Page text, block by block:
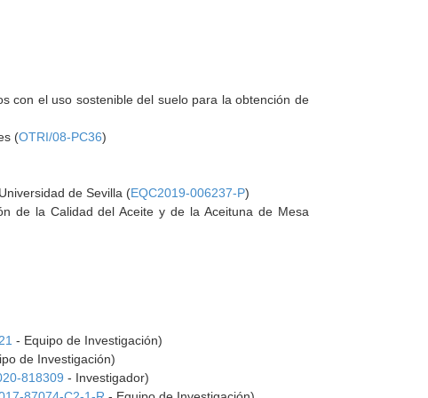
con el uso sostenible del suelo para la obtención de
(OTRI/08-PC36)
de Sevilla (EQC2019-006237-P)
de la Calidad del Aceite y de la Aceituna de Mesa
- Equipo de Investigación)
de Investigación)
818309 - Investigador)